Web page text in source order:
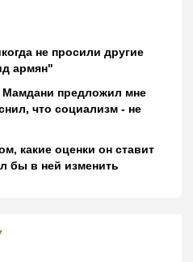
не просили другие
армян"
предложил мне
что социализм - не
какие оценки он ставит
бы в ней изменить